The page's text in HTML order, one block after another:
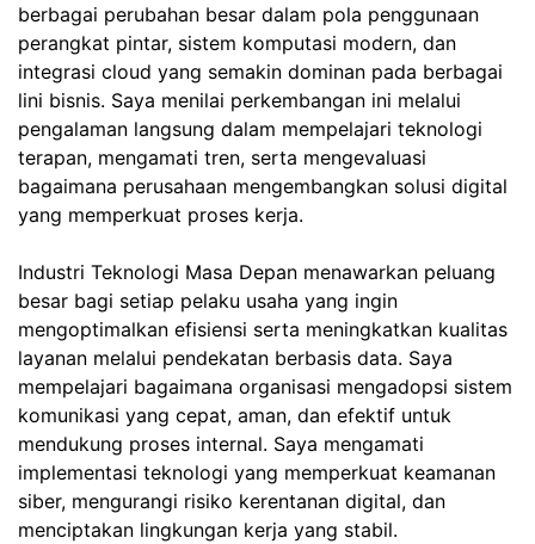
berbagai perubahan besar dalam pola penggunaan
perangkat pintar, sistem komputasi modern, dan
integrasi cloud yang semakin dominan pada berbagai
lini bisnis. Saya menilai perkembangan ini melalui
pengalaman langsung dalam mempelajari teknologi
terapan, mengamati tren, serta mengevaluasi
bagaimana perusahaan mengembangkan solusi digital
yang memperkuat proses kerja.
Industri Teknologi Masa Depan menawarkan peluang
besar bagi setiap pelaku usaha yang ingin
mengoptimalkan efisiensi serta meningkatkan kualitas
layanan melalui pendekatan berbasis data. Saya
mempelajari bagaimana organisasi mengadopsi sistem
komunikasi yang cepat, aman, dan efektif untuk
mendukung proses internal. Saya mengamati
implementasi teknologi yang memperkuat keamanan
siber, mengurangi risiko kerentanan digital, dan
menciptakan lingkungan kerja yang stabil.